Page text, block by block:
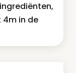
in de